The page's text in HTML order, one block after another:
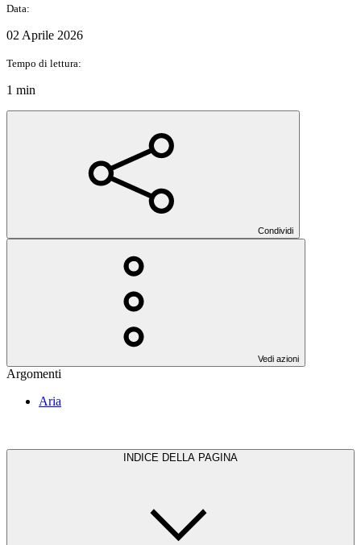
Data:
02 Aprile 2026
Tempo di lettura:
1 min
Condividi
Vedi azioni
Argomenti
Aria
INDICE DELLA PAGINA